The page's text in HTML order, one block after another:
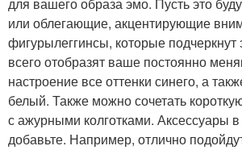
или облегающие, акцентирующие
фигурылеггинсы, которые
всего отобразят ваше постоянно
настроение все оттенки синего, а
белый. Также можно сочетать
с ажурными колготками. Аксессуары
добавьте. Например, отлично